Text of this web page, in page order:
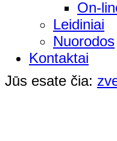
On-
Leidiniai
Nuorodos
Kontaktai
Jūs esate čia: